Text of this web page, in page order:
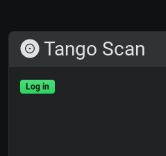
Tango Scan
Log in